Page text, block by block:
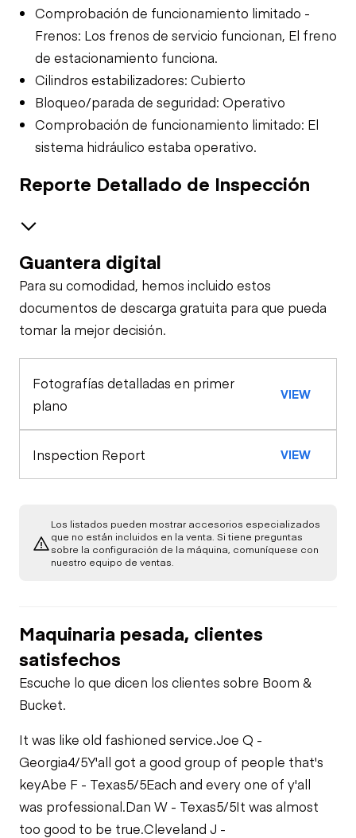
Comprobación de funcionamiento limitado -
Frenos: Los frenos de servicio funcionan, El freno
de estacionamiento funciona.
Cilindros estabilizadores: Cubierto
Bloqueo/parada de seguridad: Operativo
Comprobación de funcionamiento limitado: El
sistema hidráulico estaba operativo.
Reporte Detallado de Inspección
Frenos / Neumáticos
Cabina
Cinturones de
Claxon
Luces de
advertencia
Control de frenos
Calefacción
Configuración
Bloqueo de
seguridad/Parada
función limitada
Apariencia general
Motor
Arrancador
Sistema de
Fugas de aceite
Fugas de
Fugas del sistema
de enfriamiento
Bajo carrocería
Toma de fuerza
Verificación de
función limitada
función limitada -
Guantera digital
Para su comodidad, hemos incluido estos
documentos de descarga gratuita para que pueda
tomar la mejor decisión.
Fotografías detalladas en primer
plano
VIEW
Inspection Report VIEW
Los listados pueden mostrar accesorios especializados
que no están incluidos en la venta. Si tiene preguntas
sobre la configuración de la máquina, comuníquese con
nuestro equipo de ventas.
Maquinaria pesada, clientes
satisfechos
Escuche lo que dicen los clientes sobre Boom &
Bucket.
It was like old fashioned service.Joe Q -
Georgia4/5Y'all got a good group of people that's
keyAbe F - Texas5/5Each and every one of y'all
was professional.Dan W - Texas5/5It was almost
too good to be true.Cleveland J -